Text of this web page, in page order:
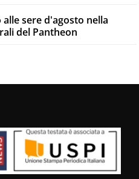
alle sere d'agosto nella
del Pantheon